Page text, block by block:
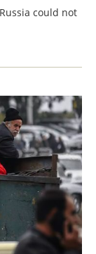
could not